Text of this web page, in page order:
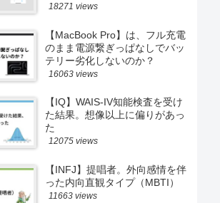
18271 views
【MacBook Pro】は、フル充電
のまま電源繋ぎっぱなしでバッ
テリー劣化しないのか？
16063 views
【IQ】WAIS-IV知能検査を受け
た結果。想像以上に偏りがあっ
た
12075 views
【INFJ】提唱者。外向感情を伴
った内向直観タイプ（MBTI）
11663 views